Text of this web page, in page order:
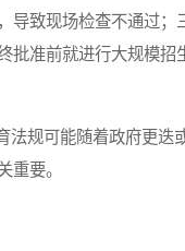
导致现场检查不通过
批准前就进行大规模
规可能随着政府更迭
重要。